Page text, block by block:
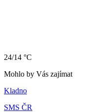
24/14 °C
Mohlo by Vás zajímat
Kladno
SMS ČR